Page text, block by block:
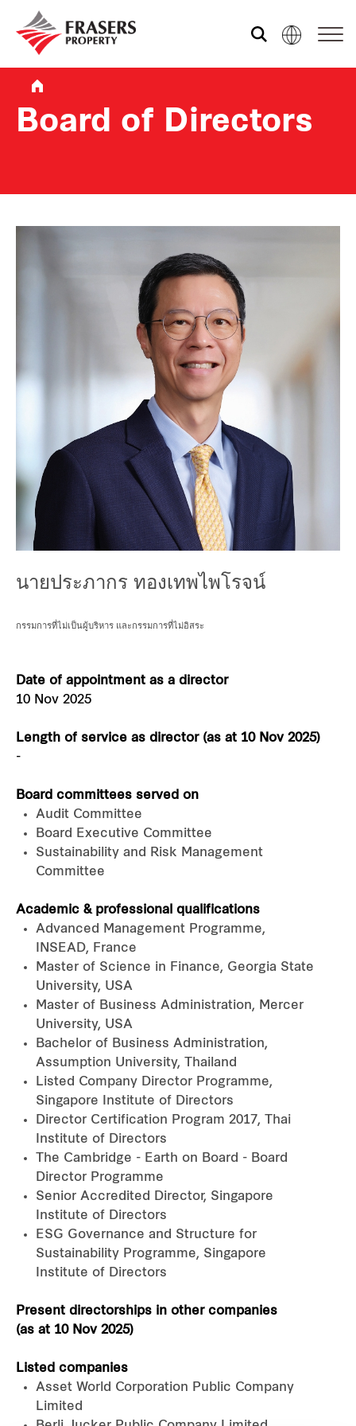
เราคือใคร
ข่าวสารและสื่อต่าง ๆ
Our global group
Hospitality
Industrial
Careers
Board of Directors
นายประภากร ทองเทพไพโรจน์
กรรมการที่ไม่เป็นผู้บริหาร และกรรมการที่ไม่อิสระ
Date of appointment as a director
10 Nov 2025
Length of service as director (as at 10 Nov 2025)
-
Board committees served on
Audit Committee
Board Executive Committee
Sustainability and Risk Management
Committee
Academic & professional qualifications
Advanced Management Programme,
INSEAD, France
Master of Science in Finance, Georgia State
University, USA
Master of Business Administration, Mercer
University, USA
Bachelor of Business Administration,
Assumption University, Thailand
Listed Company Director Programme,
Singapore Institute of Directors
Director Certification Program 2017, Thai
Institute of Directors
The Cambridge - Earth on Board - Board
Director Programme
Senior Accredited Director, Singapore
Institute of Directors
ESG Governance and Structure for
Sustainability Programme, Singapore
Institute of Directors
Present directorships in other companies
(as at 10 Nov 2025)
Listed companies
Asset World Corporation Public Company
Limited